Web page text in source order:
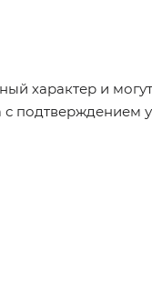
характер и
с подтверждением